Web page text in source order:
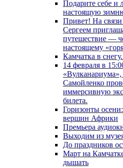
Подарите себе и
настоящую
Привет! На
Сергеем
путешествие —
настоящему
Камчатка в
14 февраля в
Самойленко
иммерсивную
билета.
Горизонты
вершин Африки
Премьера
Выходим из
До праздников
Март на
дышать